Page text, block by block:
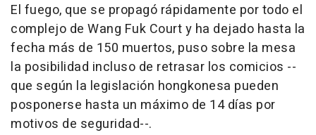
El fuego, que se propagó rápidamente por todo el
complejo de Wang Fuk Court y ha dejado hasta la
fecha más de 150 muertos, puso sobre la mesa
la posibilidad incluso de retrasar los comicios --
que según la legislación hongkonesa pueden
posponerse hasta un máximo de 14 días por
motivos de seguridad--.